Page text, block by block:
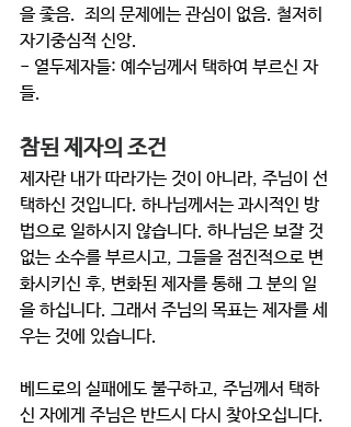
을 좇음.  죄의 문제에는 관심이 없음. 철저히
자기중심적 신앙.
- 열두제자들: 예수님께서 택하여 부르신 자
들.
참된 제자의 조건
제자란 내가 따라가는 것이 아니라, 주님이 선
택하신 것입니다. 하나님께서는 과시적인 방
법으로 일하시지 않습니다. 하나님은 보잘 것
없는 소수를 부르시고, 그들을 점진적으로 변
화시키신 후, 변화된 제자를 통해 그 분의 일
을 하십니다. 그래서 주님의 목표는 제자를 세
우는 것에 있습니다.
베드로의 실패에도 불구하고, 주님께서 택하
신 자에게 주님은 반드시 다시 찾아오십니다.